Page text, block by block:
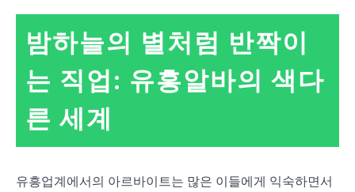
밤하늘의 별처럼 반짝이
는 직업: 유흥알바의 색다
른 세계
유흥업계에서의 아르바이트는 많은 이들에게 익숙하면서